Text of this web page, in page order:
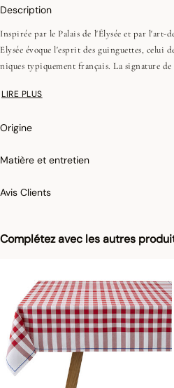
Complétez avec les autres
Description
Inspirée par le Palais de l'Élysée et par l'art-
Elysée évoque l'esprit des guinguettes, celui
niques typiquement français. La signature de
LIRE PLUS
Origine
Matière et entretien
Avis Clients